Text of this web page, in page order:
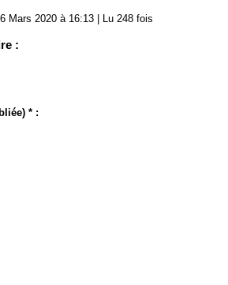
Mars 2020 à 16:13 | Lu 248 fois
:
* :